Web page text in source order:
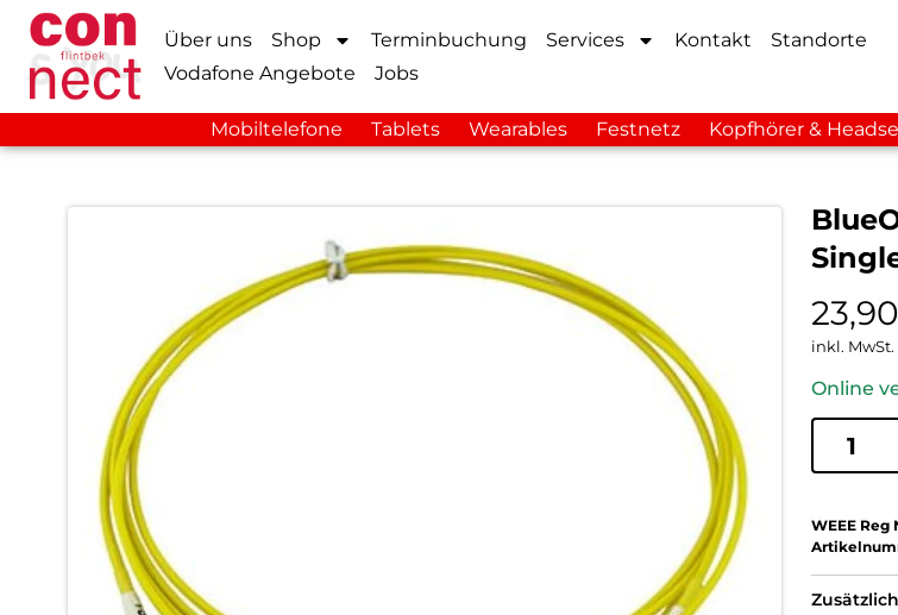
Über uns Shop Terminbuchung Services Kontakt
Standorte
Vodafone Angebote
Jobs
Mobiltelefone Tablets Wearables Festnetz Kopfhörer &
23,90
inkl. MwSt.
Online
WEEE Reg